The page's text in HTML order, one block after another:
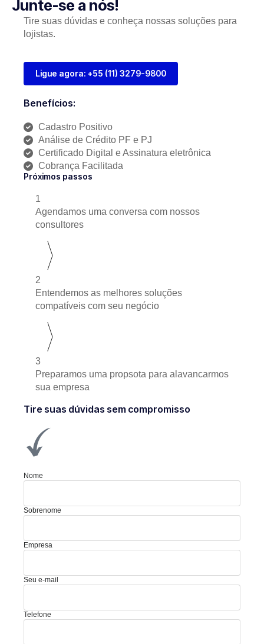
Junte-se a nós!
Tire suas dúvidas e conheça nossas soluções para
lojistas.
Ligue agora: +55 (11) 3279-9800
Benefícios:
Cadastro Positivo
Análise de Crédito PF e PJ
Certificado Digital e Assinatura eletrônica
Cobrança Facilitada
Próximos passos
1
Agendamos uma conversa com nossos
consultores
2
Entendemos as melhores soluções
compatíveis com seu negócio
3
Preparamos uma propsota para alavancarmos
sua empresa
Tire suas dúvidas sem compromisso
Nome
Sobrenome
Empresa
Seu e-mail
Telefone